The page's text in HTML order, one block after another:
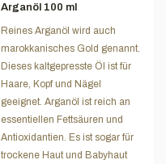
Arganöl 100 ml
Reines Arganöl wird auch
marokkanisches Gold genannt.
Dieses kaltgepresste Öl ist für
Haare, Kopf und Nägel
geeignet. Arganöl ist reich an
essentiellen Fettsäuren und
Antioxidantien. Es ist sogar für
trockene Haut und Babyhaut